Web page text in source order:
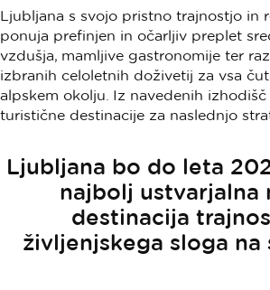
Ljubljana s svojo pristno trajnostjo in
ponuja prefinjen in očarljiv preplet
vzdušja, mamljive gastronomije ter
izbranih celoletnih doživetij za vsa
alpskem okolju. Iz navedenih izhodišč
turistične destinacije za naslednjo
Ljubljana bo do leta
najbolj ustvarjalna
destinacija
življenjskega sloga